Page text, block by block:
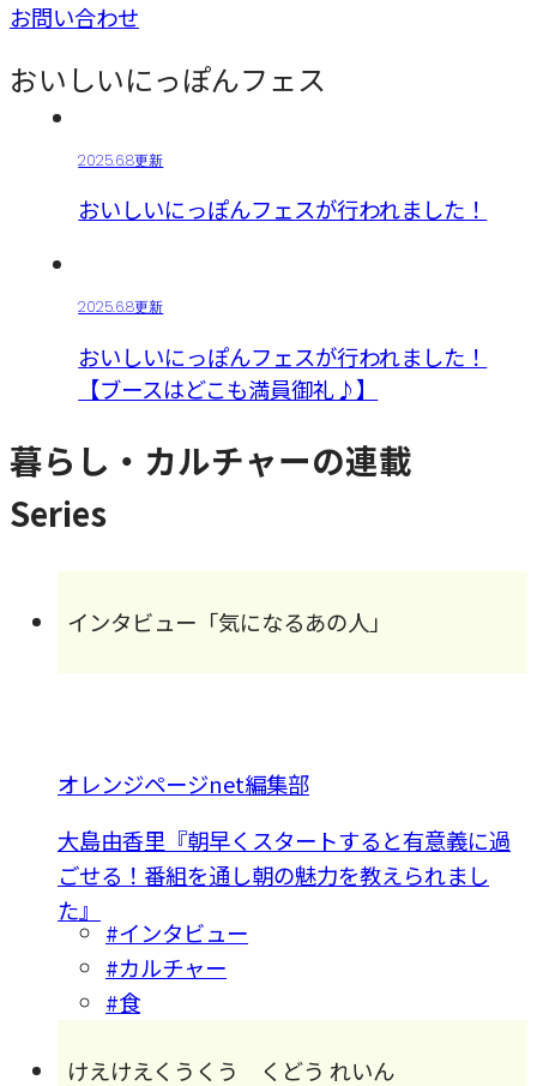
お問い合わせ
おいしいにっぽんフェス
2025.6.8更新
おいしいにっぽんフェスが行われました！
2025.6.8更新
おいしいにっぽんフェスが行われました！
【ブースはどこも満員御礼♪】
暮らし・カルチャーの連載
Series
インタビュー「気になるあの人」
オレンジページnet編集部
大島由香里『朝早くスタートすると有意義に過
ごせる！番組を通し朝の魅力を教えられまし
た』
#インタビュー
#カルチャー
#食
けえけえくうくう くどう れいん